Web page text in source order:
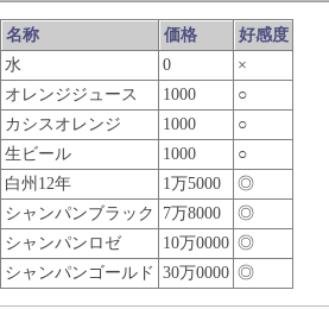
名称 価格
好感度
水
0
×
オレンジジュース
1000
○
カシスオレンジ
1000
○
生ビール
1000
○
白州12年
1万5000
◎
シャンパンブラック
7万8000
◎
シャンパンロゼ
10万0000 ◎
シャンパンゴールド 30万0000 ◎